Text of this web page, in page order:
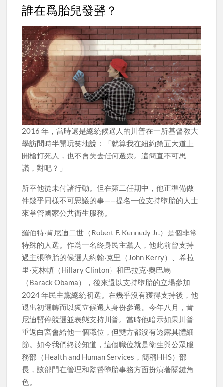
誰在爲胎兒發聲？
2016 年，當時還是總統候選人的川普在一所基督教大
學訪問時半開玩笑地說：「就算我在紐約第五大道上
開槍打死人，也不會失去任何選票。這簡直不可思
議，對吧？」
所幸他從未付諸行動。但在第二任期中，他正準備做
件幾乎同樣不可思議的事——提名一位支持墮胎的人士
來掌管國家公共衛生服務。
羅伯特·肯尼迪二世（Robert F. Kennedy Jr.）是個非常
特殊的人選。作爲一名終身民主黨人，他此前曾支持
過主張墮胎的候選人約翰·克里（John Kerry）、希拉
里·克林頓（Hillary Clinton）和巴拉克·奧巴馬
（Barack Obama），後來還以支持墮胎的立場參加
2024 年民主黨總統初選。在幾乎沒有獲得支持後，他
退出初選轉而以獨立候選人身份參選。今年八月，肯
尼迪暫停競選並表態支持川普。當時他暗示如果川普
重返白宮會給他一個職位，但雙方都沒有透露具體細
節。如今我們終於知道，這個職位就是衛生與公眾服
務部（Health and Human Services，簡稱HHS）部
長，該部門在管理和監督墮胎事務方面扮演著關鍵角
色。